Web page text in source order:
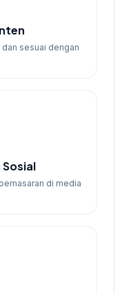
sesuai dengan
di media